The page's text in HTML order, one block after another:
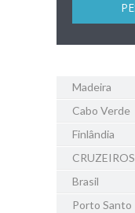
Madeira
Cabo Verde
Finlândia
CRUZEIROS
Brasil
Porto Santo